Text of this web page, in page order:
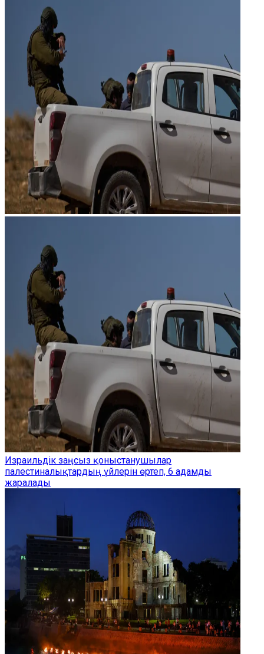
Израильдік заңсыз қоныстанушылар
палестиналықтардың үйлерін өртеп, 6 адамды
жаралады